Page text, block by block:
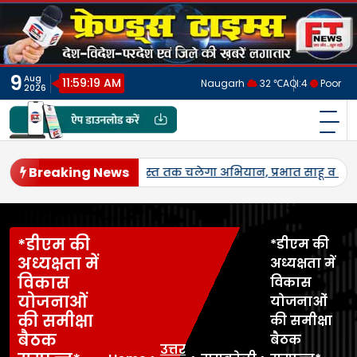
Skip
content
9 Aug
2026
11:59:22 AM Naugarh 32 ℃AQI:4 Poor
फ्रेंड्स टाइम्स
Breaking News
जनपद में पहली बार एमएसपी पर होगी उड़द-मूंग की खरीद,
*डीएम की
अध्यक्षता में
विकास
योजनाओं
की समीक्षा
बैठक
उत्तर
*डीएम की
अध्यक्षता में
विकास
योजनाओं
की समीक्षा
बैठक